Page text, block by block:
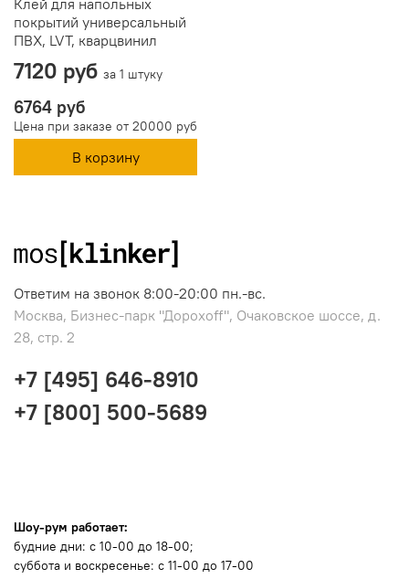
покрытий универсальный
ПВХ, LVT, кварцвинил
7120 руб за 1 штуку
6764 руб
Цена при заказе от 20000 руб
В корзину
Ответим на звонок 8:00-20:00 пн.-вс.
Москва, Бизнес-парк "Дорохоff", Очаковское шоссе, д.
28, стр. 2
+7 [495] 646-8910
+7 [800] 500-5689
Шоу-рум работает:
будние дни: с 10-00 до 18-00;
суббота и воскресенье: с 11-00 до 17-00